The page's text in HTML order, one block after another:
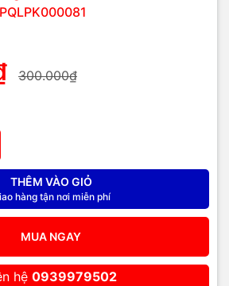
300.000₫
THÊM VÀO GIỎ
hàng tận nơi miễn phí
MUA NGAY
hệ 0939979502